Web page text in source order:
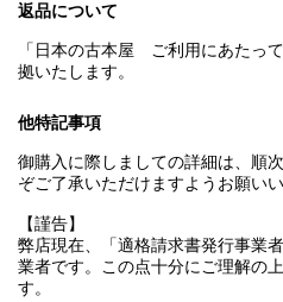
返品について
「日本の古本屋 ご利用にあたっ
拠いたします。
他特記事項
御購入に際しましての詳細は、順
ぞご了承いただけますようお願いい
【謹告】
弊店現在、「適格請求書発行事業
業者です。この点十分にご理解の
す。